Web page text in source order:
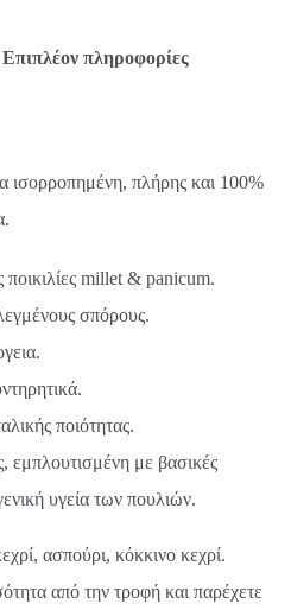
Επιπλέον πληροφορίες
ισορροπημένη, πλήρης και 100%
millet & panicum.
σπόρους.
ποιότητας.
εμπλουτισμένη με βασικές
υγεία των πουλιών.
ασπούρι, κόκκινο κεχρί.
από την τροφή και παρέχετε